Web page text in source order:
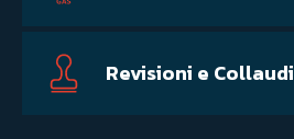
Revisioni e Collaudi